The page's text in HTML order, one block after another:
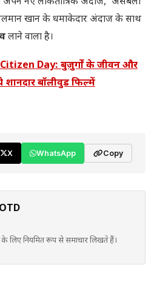
खान के धमाकेदार अंदाज के साथ
लाने वाला है।
Day: बुजुर्गों के जीवन और
बॉलीवुड फिल्में
X WhatsApp Copy
लिए नियमित रूप से समाचार लिखते हैं।